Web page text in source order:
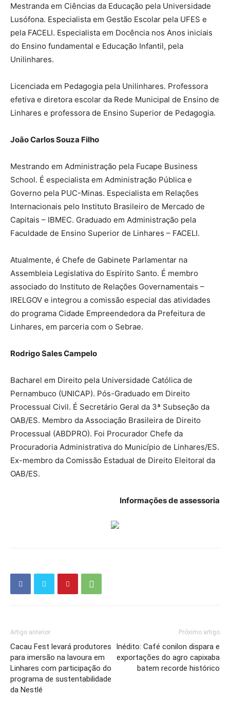
Mestranda em Ciências da Educação pela Universidade
Lusófona. Especialista em Gestão Escolar pela UFES e
pela FACELI. Especialista em Docência nos Anos iniciais
do Ensino fundamental e Educação Infantil, pela
Unilinhares.
Licenciada em Pedagogia pela Unilinhares. Professora
efetiva e diretora escolar da Rede Municipal de Ensino de
Linhares e professora de Ensino Superior de Pedagogia.
João Carlos Souza Filho
Mestrando em Administração pela Fucape Business
School. É especialista em Administração Pública e
Governo pela PUC-Minas. Especialista em Relações
Internacionais pelo Instituto Brasileiro de Mercado de
Capitais – IBMEC. Graduado em Administração pela
Faculdade de Ensino Superior de Linhares – FACELI.
Atualmente, é Chefe de Gabinete Parlamentar na
Assembleia Legislativa do Espírito Santo. É membro
associado do Instituto de Relações Governamentais –
IRELGOV e integrou a comissão especial das atividades
do programa Cidade Empreendedora da Prefeitura de
Linhares, em parceria com o Sebrae.
Rodrigo Sales Campelo
Bacharel em Direito pela Universidade Católica de
Pernambuco (UNICAP). Pós-Graduado em Direito
Processual Civil. É Secretário Geral da 3ª Subseção da
OAB/ES. Membro da Associação Brasileira de Direito
Processual (ABDPRO). Foi Procurador Chefe da
Procuradoria Administrativa do Município de Linhares/ES.
Ex-membro da Comissão Estadual de Direito Eleitoral da
OAB/ES.
Informações de assessoria
Artigo anterior
Cacau Fest levará produtores
para imersão na lavoura em
Linhares com participação do
programa de sustentabilidade
da Nestlé
Próximo artigo
Inédito: Café conilon dispara e
exportações do agro capixaba
batem recorde histórico